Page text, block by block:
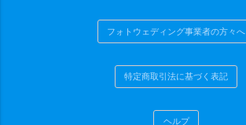
フォトウェディング事業者の方々へ
特定商取引法に基づく表記
ヘルプ